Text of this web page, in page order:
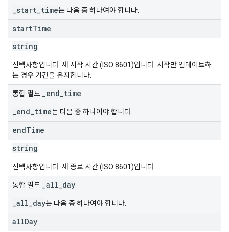
_start_time는 다음 중 하나여야 합니다.
startTime
string
선택사항입니다. 새 시작 시간 (ISO 8601)입니다. 시작만 업데이트하
는 경우 기간을 유지합니다.
통합 필드 _end_time
_end_time는 다음 중 하나여야 합니다.
endTime
string
선택사항입니다. 새 종료 시간 (ISO 8601)입니다.
통합 필드 _all_day
_all_day는 다음 중 하나여야 합니다.
allDay